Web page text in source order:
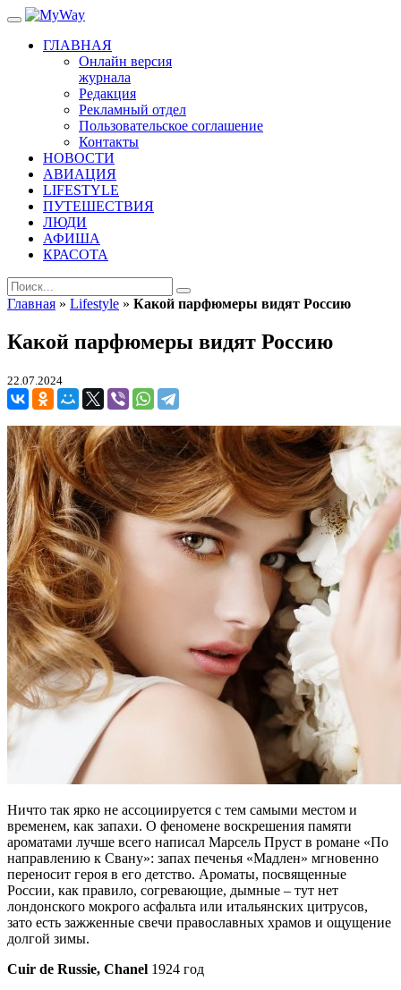
ГЛАВНАЯ
Онлайн версия
журнала
Редакция
Рекламный отдел
Пользовательское соглашение
Контакты
НОВОСТИ
АВИАЦИЯ
LIFESTYLE
ПУТЕШЕСТВИЯ
ЛЮДИ
АФИША
КРАСОТА
Главная » Lifestyle » Какой парфюмеры видят Россию
Какой парфюмеры видят Россию
22.07.2024
Ничто так ярко не ассоциируется с тем самыми местом и
временем, как запахи. О феномене воскрешения памяти
ароматами лучше всего написал Марсель Пруст в романе «По
направлению к Свану»: запах печенья «Мадлен» мгновенно
переносит героя в его детство. Ароматы, посвященные
России, как правило, согревающие, дымные – тут нет
лондонского мокрого асфальта или итальянских цитрусов,
зато есть зажженные свечи православных храмов и ощущение
долгой зимы.
Cuir de Russie, Сhanel 1924 год